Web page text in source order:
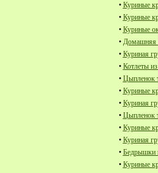
• Куриные
• Куриные
• Куриные
• Домашняя
• Куриная
• Котлеты
• Цыпленок
• Куриные
• Куриная
• Цыпленок
• Куриные
• Куриная
• Бедрышки
• Куриные